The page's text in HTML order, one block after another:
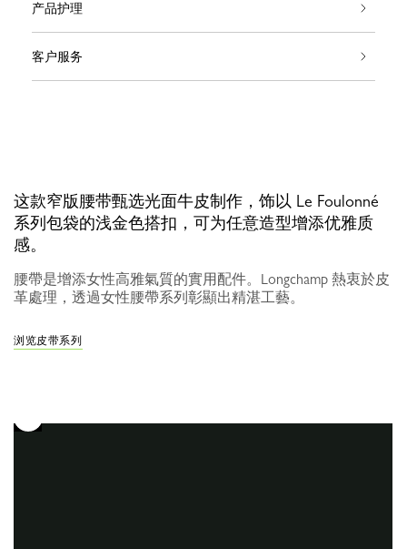
产品护理
客户服务
这款窄版腰带甄选光面牛皮制作，饰以 Le Foulonné
系列包袋的浅金色搭扣，可为任意造型增添优雅质
感。
腰帶是增添女性高雅氣質的實用配件。Longchamp 熱衷於皮
革處理，透過女性腰帶系列彰顯出精湛工藝。
浏览皮带系列